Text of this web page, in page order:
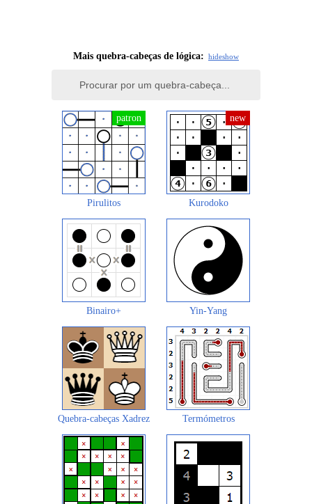
Mais quebra-cabeças de lógica: hideshow
Pirulitos Kurodoko
Binairo+ Yin-Yang
Quebra-cabeças Xadrez Termómetros